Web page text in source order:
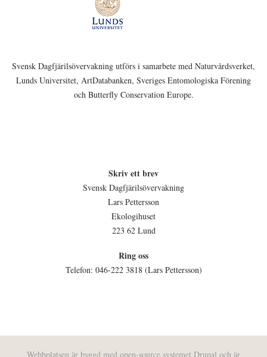
Svensk Dagfjärilsövervakning utförs i samarbete med Naturvårdsverket,
Lunds Universitet, ArtDatabanken, Sveriges Entomologiska Förening
och Butterfly Conservation Europe.
Skriv ett brev
Svensk Dagfjärilsövervakning
Lars Pettersson
Ekologihuset
223 62 Lund
Ring oss
Telefon: 046-222 3818 (Lars Pettersson)
Webbplatsen är byggd med open-source systemet Drupal och är